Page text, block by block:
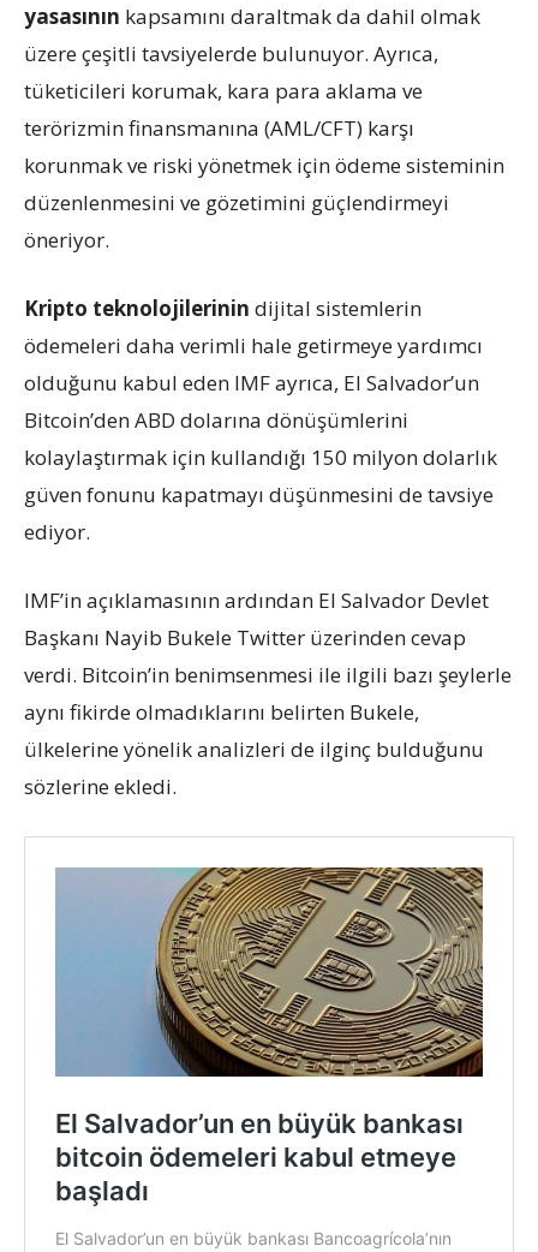
yasasının kapsamını daraltmak da dahil olmak
üzere çeşitli tavsiyelerde bulunuyor. Ayrıca,
tüketicileri korumak, kara para aklama ve
terörizmin finansmanına (AML/CFT) karşı
korunmak ve riski yönetmek için ödeme sisteminin
düzenlenmesini ve gözetimini güçlendirmeyi
öneriyor.
Kripto teknolojilerinin dijital sistemlerin
ödemeleri daha verimli hale getirmeye yardımcı
olduğunu kabul eden IMF ayrıca, El Salvador’un
Bitcoin’den ABD dolarına dönüşümlerini
kolaylaştırmak için kullandığı 150 milyon dolarlık
güven fonunu kapatmayı düşünmesini de tavsiye
ediyor.
IMF’in açıklamasının ardından El Salvador Devlet
Başkanı Nayib Bukele Twitter üzerinden cevap
verdi. Bitcoin’in benimsenmesi ile ilgili bazı şeylerle
aynı fikirde olmadıklarını belirten Bukele,
ülkelerine yönelik analizleri de ilginç bulduğunu
sözlerine ekledi.